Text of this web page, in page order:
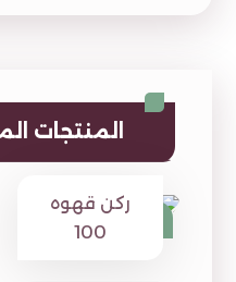
المنتجات
ركن قهوه
100
⃁ 950